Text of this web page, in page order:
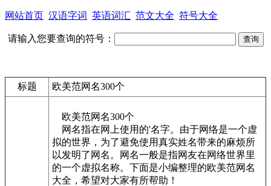
网站首页 汉语字词 英语词汇 范文大全 符号大全
请输入您要查询的符号：
标题 欧美范网名300个
欧美范网名300个
网名指在网上使用的'名字。由于网络是一个虚
拟的世界，为了避免使用真实姓名带来的麻烦所
以发明了网名。网名一般是指网友在网络世界里
的一个虚拟名称。下面是小编整理的欧美范网名
大全，希望对大家有所帮助！